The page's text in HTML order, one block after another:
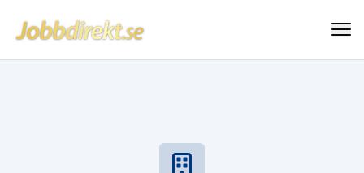
Hoppa till innehåll
Jobbdirekt